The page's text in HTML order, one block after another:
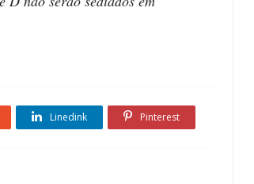
Linedink Pinterest